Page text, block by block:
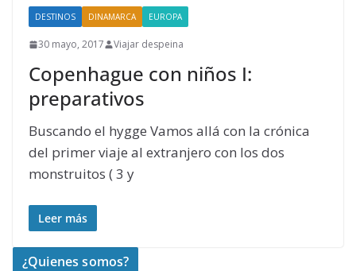
DESTINOS DINAMARCA EUROPA
30 mayo, 2017 Viajar despeina
Copenhague con niños I:
preparativos
Buscando el hygge Vamos allá con la crónica
del primer viaje al extranjero con los dos
monstruitos ( 3 y
Leer más
¿Quienes somos?